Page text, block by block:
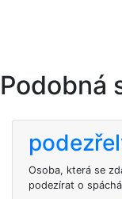
Podobná
Osoba, která se
podezírat o